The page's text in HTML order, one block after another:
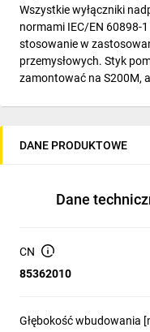
Wszystkie wyłączniki
normami IEC/EN 60898-
stosowanie w
przemysłowych. Styk
zamontować na S200M,
DANE PRODUKTOWE
Dane
CN
85362010
Głębokość wbudowania